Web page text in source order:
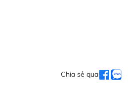
Chia sẻ qua